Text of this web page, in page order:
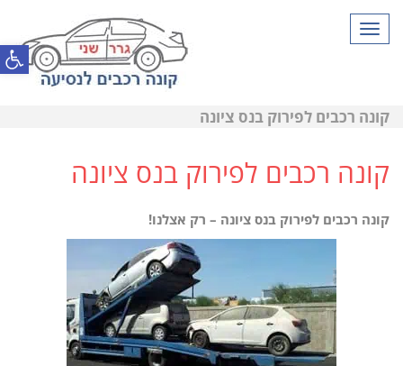
תפריט
קונה רכבים לפירוק בנס ציונה
קונה רכבים לפירוק בנס ציונה
קונה רכבים לפירוק בנס ציונה – רק אצלנו!
פתח